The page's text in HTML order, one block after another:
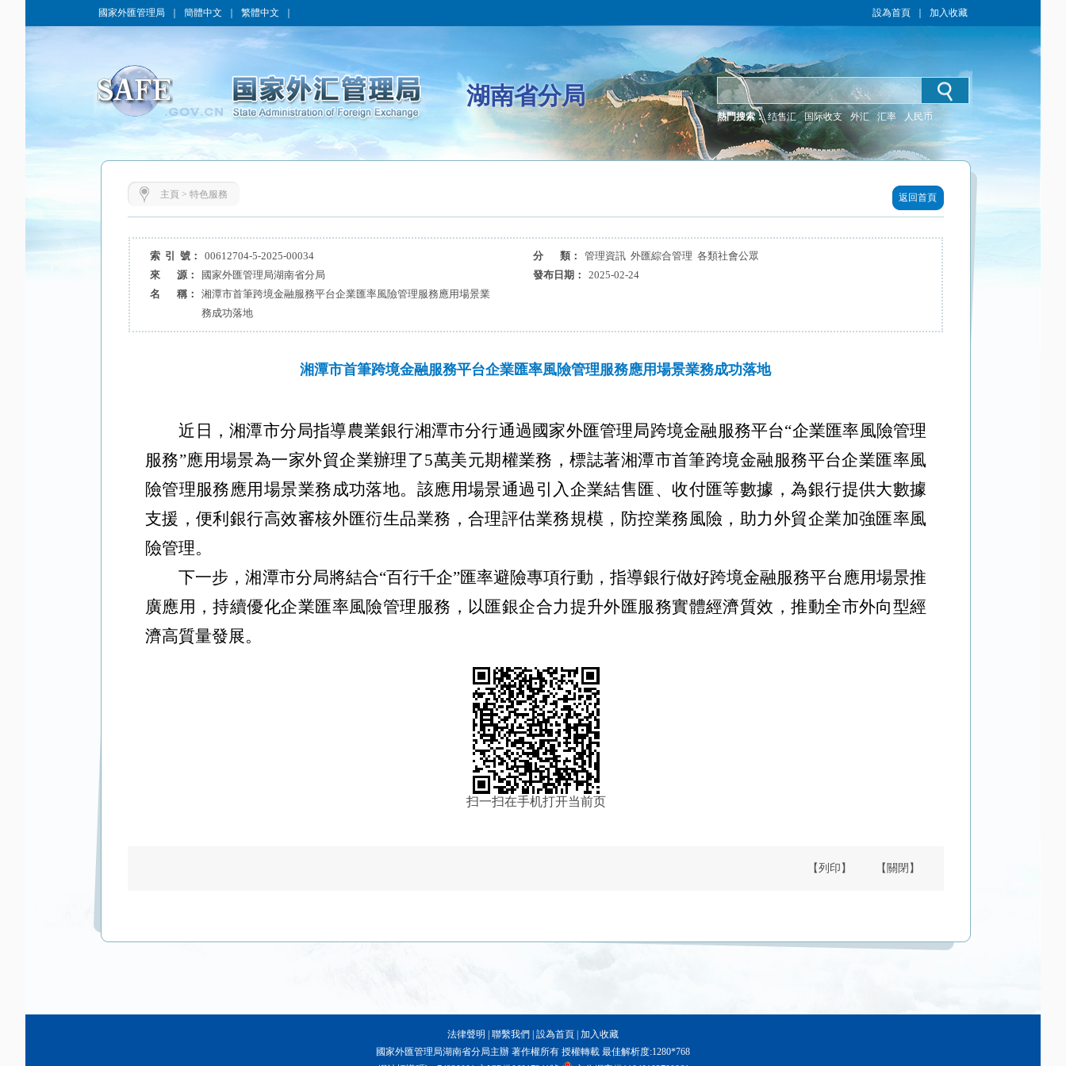
國家外匯管理局 簡體中文 繁體中文 設為首頁 加入收藏
湖南省分局
熱門搜索： 结售汇 国际收支 外汇 汇率 人民币
主頁 > 特色服務 返回首頁
索 引 號： 00612704-5-2025-00034 分 類：
管理資訊 外匯綜合管理 各類社會公眾
來 源：
國家外匯管理局湖南省分局 發布日期：
2025-02-24
名 稱：
湘潭市首筆跨境金融服務平台企業匯率風險管理服務應用場景業
務成功落地
湘潭市首筆跨境金融服務平台企業匯率風險管理服務應用場景業務成功落地
近日，湘潭市分局指導農業銀行湘潭市分行通過國家外匯管理局跨境金融服務平台“企業匯率風險管理
服務”應用場景為一家外貿企業辦理了5萬美元期權業務，標誌著湘潭市首筆跨境金融服務平台企業匯率風
險管理服務應用場景業務成功落地。該應用場景通過引入企業結售匯、收付匯等數據，為銀行提供大數據
支援，便利銀行高效審核外匯衍生品業務，合理評估業務規模，防控業務風險，助力外貿企業加強匯率風
險管理。
下一步，湘潭市分局將結合“百行千企”匯率避險專項行動，指導銀行做好跨境金融服務平台應用場景推
廣應用，持續優化企業匯率風險管理服務，以匯銀企合力提升外匯服務實體經濟質效，推動全市外向型經
濟高質量發展。
扫一扫在手机打开当前页
【列印】 【關閉】
法律聲明 聯繫我們 設為首頁 加入收藏
國家外匯管理局湖南省分局主辦 著作權所有 授權轉載 最佳解析度:1280*768